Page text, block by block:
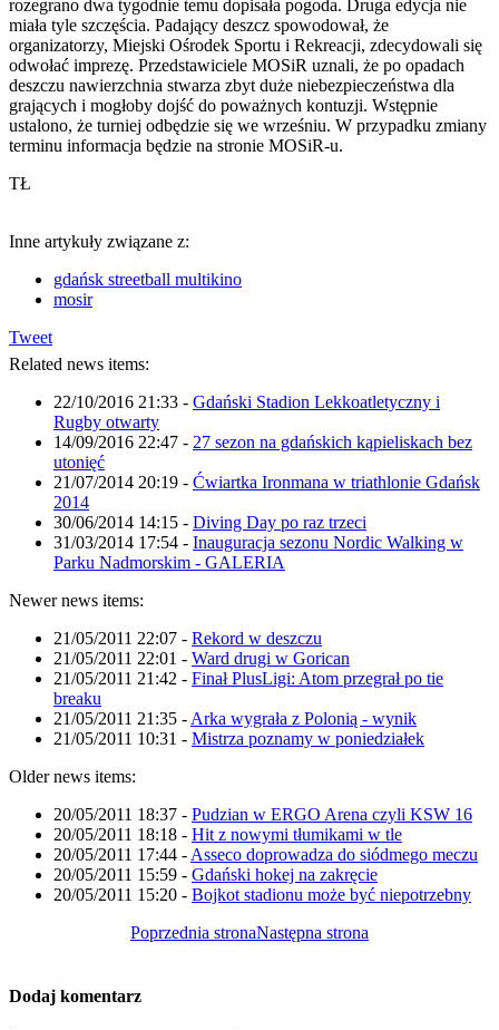
rozegrano dwa tygodnie temu dopisała pogoda. Druga edycja nie
miała tyle szczęścia. Padający deszcz spowodował, że
organizatorzy, Miejski Ośrodek Sportu i Rekreacji, zdecydowali się
odwołać imprezę. Przedstawiciele MOSiR uznali, że po opadach
deszczu nawierzchnia stwarza zbyt duże niebezpieczeństwa dla
grających i mogłoby dojść do poważnych kontuzji. Wstępnie
ustalono, że turniej odbędzie się we wrześniu. W przypadku zmiany
terminu informacja będzie na stronie MOSiR-u.
TŁ
Inne artykuły związane z:
gdańsk streetball multikino
mosir
Tweet
Related news items:
22/10/2016 21:33 - Gdański Stadion Lekkoatletyczny i
Rugby otwarty
14/09/2016 22:47 - 27 sezon na gdańskich kąpieliskach bez
utonięć
21/07/2014 20:19 - Ćwiartka Ironmana w triathlonie Gdańsk
2014
30/06/2014 14:15 - Diving Day po raz trzeci
31/03/2014 17:54 - Inauguracja sezonu Nordic Walking w
Parku Nadmorskim - GALERIA
Newer news items:
21/05/2011 22:07 - Rekord w deszczu
21/05/2011 22:01 - Ward drugi w Gorican
21/05/2011 21:42 - Finał PlusLigi: Atom przegrał po tie
breaku
21/05/2011 21:35 - Arka wygrała z Polonią - wynik
21/05/2011 10:31 - Mistrza poznamy w poniedziałek
Older news items:
20/05/2011 18:37 - Pudzian w ERGO Arena czyli KSW 16
20/05/2011 18:18 - Hit z nowymi tłumikami w tle
20/05/2011 17:44 - Asseco doprowadza do siódmego meczu
20/05/2011 15:59 - Gdański hokej na zakręcie
20/05/2011 15:20 - Bojkot stadionu może być niepotrzebny
Poprzednia stronaNastępna strona
Dodaj komentarz